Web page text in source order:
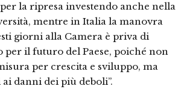
la ripresa investendo anche nella
mentre in Italia la manovra
giorni alla Camera è priva di
per il futuro del Paese, poiché non
per crescita e sviluppo, ma
danni dei più deboli”.